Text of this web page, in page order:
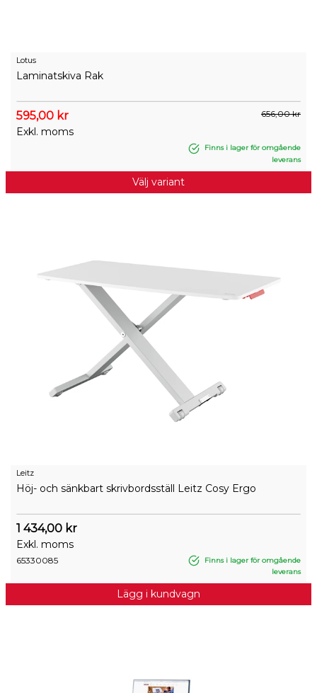
Lotus
Laminatskiva Rak
595,00 kr
Exkl. moms
656,00 kr
Finns i lager för omgående
leverans
Välj variant
Leitz
Höj- och sänkbart skrivbordsställ Leitz Cosy Ergo
1 434,00 kr
Exkl. moms
65330085
Finns i lager för omgående
leverans
Lägg i kundvagn